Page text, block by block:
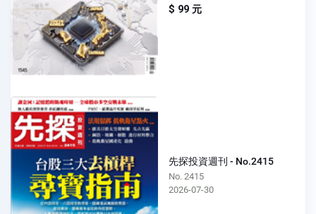
$ 99 元
先探投資週刊 - No.2415
No. 2415
2026-07-30